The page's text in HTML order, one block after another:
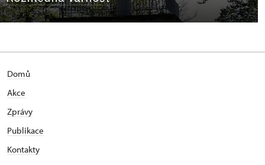
Domů
Akce
Zprávy
Publikace
Kontakty